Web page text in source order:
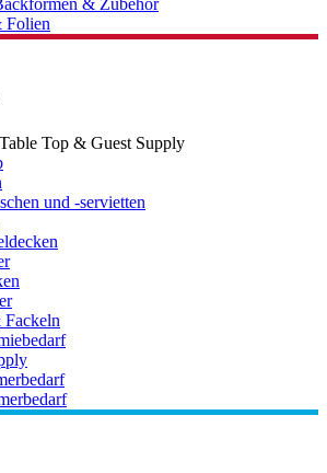
& Zubehör
Folien
Table Top & Guest Supply
und -servietten